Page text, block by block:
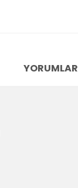
YORUMLAR